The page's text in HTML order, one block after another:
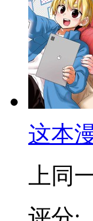
这本
上同